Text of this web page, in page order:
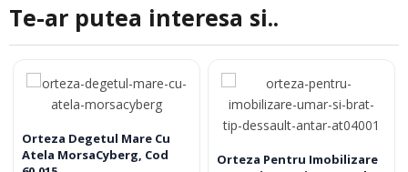
Te-ar putea interesa si..
Orteza Degetul Mare Cu
Atela MorsaCyberg, Cod
Orteza Pentru Imobilizare